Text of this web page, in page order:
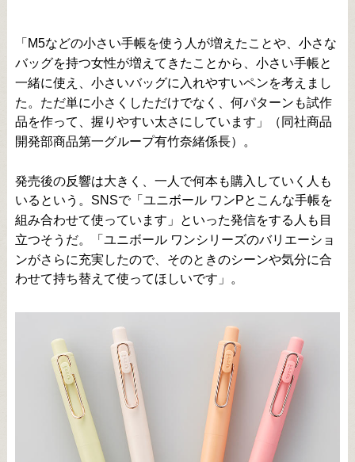
「M5などの小さい手帳を使う人が増えたことや、小さな
バッグを持つ女性が増えてきたことから、小さい手帳と
一緒に使え、小さいバッグに入れやすいペンを考えまし
た。ただ単に小さくしただけでなく、何パターンも試作
品を作って、握りやすい太さにしています」（同社商品
開発部商品第一グループ有竹奈緒係長）。
発売後の反響は大きく、一人で何本も購入していく人も
いるという。SNSで「ユニボール ワンPとこんな手帳を
組み合わせて使っています」といった発信をする人も目
立つそうだ。
「ユニボール ワンシリーズのバリエーショ
ンがさらに充実したので、そのときのシーンや気分に合
わせて持ち替えて使ってほしいです」。